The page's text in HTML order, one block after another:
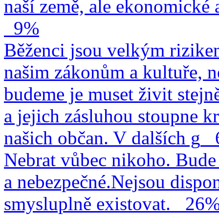
naší země, ale
9%
Běženci jsou velkým
našim zákonům a kultuře,
budeme je muset živit
a jejich zásluhou stoupne
našich občan. V dalších g
Nebrat vůbec nikoho.
a nebezpečné.Nejsou
smysluplně existovat.